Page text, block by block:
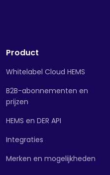
Product
Whitelabel Cloud HEMS
B2B-abonnementen en
prijzen
HEMS en DER API
Integraties
Merken en mogelijkheden